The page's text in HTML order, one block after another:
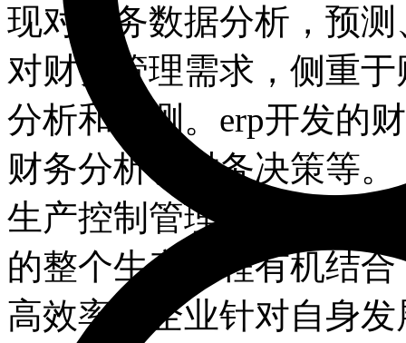
现对财务数据分析，预
对财务管理需求，侧重
分析和预测。erp开发的
财务分析、财务决策等
生产控制管理模块是收
的整个生产过程有机结
高效率。企业针对自身